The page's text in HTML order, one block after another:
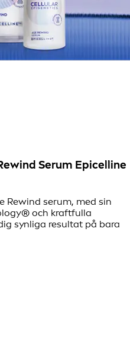
Serum Epicelline
Rewind serum, med sin
och kraftfulla
synliga resultat på bara